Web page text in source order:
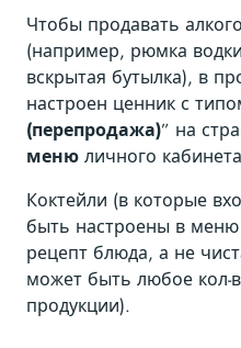
Чтобы продавать
(например, рюмка
вскрытая бутылка), в
настроен ценник с
(перепродажа)” на
меню личного
Коктейли (в которые
быть настроены в меню
рецепт блюда, а не
может быть любое кол-
продукции).